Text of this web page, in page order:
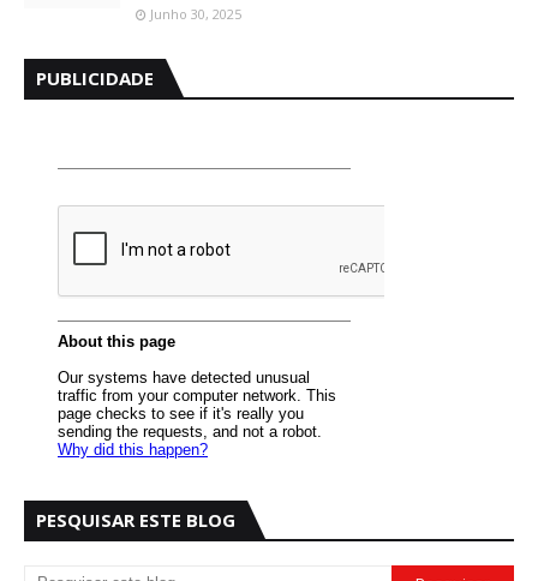
Junho 30, 2025
PUBLICIDADE
PESQUISAR ESTE BLOG